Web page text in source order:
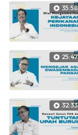
35:58
25:47
32:33